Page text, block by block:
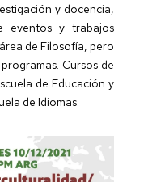
y docencia,
eventos y trabajos
de Filosofía, pero
Cursos de
de Educación y
de Idiomas.